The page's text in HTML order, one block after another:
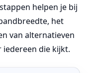
helpen je bij
het
van alternatieven
die kijkt.